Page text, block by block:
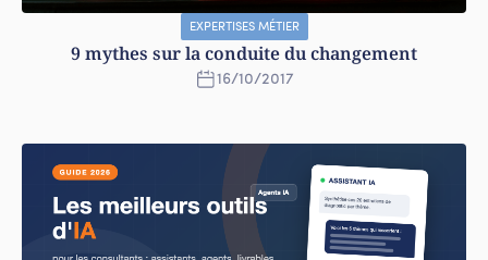
EXPERTISES MÉTIER
9 mythes sur la conduite du changement
16/10/2017